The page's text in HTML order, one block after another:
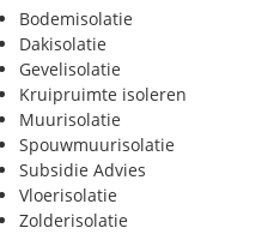
Bodemisolatie
Dakisolatie
Gevelisolatie
Kruipruimte isoleren
Muurisolatie
Spouwmuurisolatie
Subsidie Advies
Vloerisolatie
Zolderisolatie